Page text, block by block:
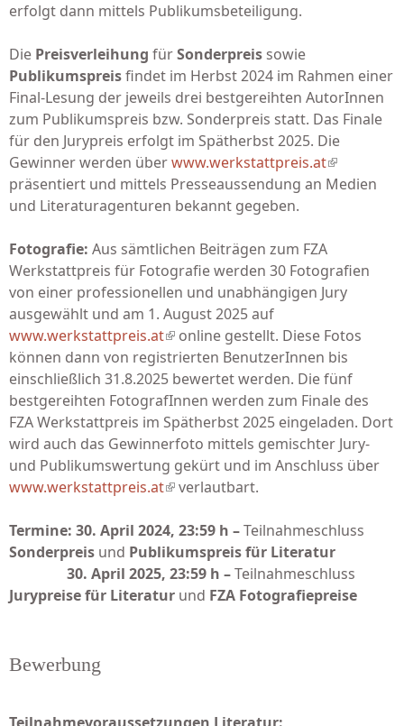
erfolgt dann mittels Publikumsbeteiligung.
Die Preisverleihung fürSonderpreis sowie
Publikumspreisfindet im Herbst 2024 im Rahmen einer
Final-Lesung der jeweils drei bestgereihten AutorInnen
zum Publikumspreis bzw. Sonderpreis statt. Das Finale
für den Jurypreis erfolgt im Spätherbst 2025. Die
Gewinner werden überwww.werkstattpreis.at(link is
external)
präsentiert und mittels Presseaussendung an Medien
und Literaturagenturen bekannt gegeben.
Fotografie: Aus sämtlichen Beiträgen zum FZA
Werkstattpreis für Fotografie werden 30 Fotografien
von einer professionellen und unabhängigen Jury
ausgewählt und am 1. August 2025 auf
www.werkstattpreis.at(link is external)
online gestellt. Diese Fotos
können dann von registrierten BenutzerInnen bis
einschließlich 31.8.2025 bewertet werden. Die fünf
bestgereihten FotografInnen werden zum Finale des
FZA Werkstattpreis im Spätherbst 2025 eingeladen. Dort
wird auch das Gewinnerfoto mittels gemischter Jury-
und Publikumswertung gekürt und im Anschluss über
www.werkstattpreis.at(link is external)
verlautbart.
Termine: 30. April 2024, 23:59 h –Teilnahmeschluss
Sonderpreis und Publikumspreis für Literatur
30. April 2025, 23:59 h –Teilnahmeschluss
Jurypreise für Literatur und FZA Fotografiepreise
Bewerbung